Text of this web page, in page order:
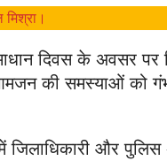
मिश्रा।
दिवस के अवसर पर
की समस्याओं को
जिलाधिकारी और